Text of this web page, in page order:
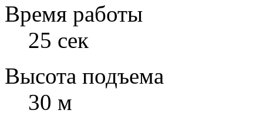
Время работы
25 сек
Высота подъема
30 м